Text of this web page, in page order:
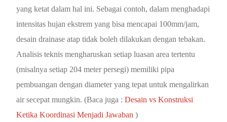
yang ketat dalam hal ini. Sebagai contoh, dalam menghadapi
intensitas hujan ekstrem yang bisa mencapai 100mm/jam,
desain drainase atap tidak boleh dilakukan dengan tebakan.
Analisis teknis mengharuskan setiap luasan area tertentu
(misalnya setiap 204 meter persegi) memiliki pipa
pembuangan dengan diameter yang tepat untuk mengalirkan
air secepat mungkin. (Baca juga :Desain vs Konstruksi
Ketika Koordinasi Menjadi Jawaban )